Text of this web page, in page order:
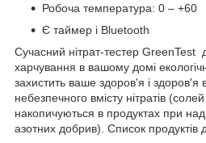
Робоча температура: 0 – +60
Є таймер і Bluetooth
Сучасний нітрат-тестер
харчування в вашому домі
захистить ваше здоров'я і здоров'я
небезпечного вмісту нітратів
накопичуються в продуктах при
азотних добрив). Список продуктів